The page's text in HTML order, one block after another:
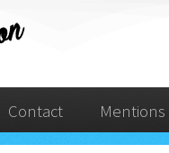
Contact Mentions